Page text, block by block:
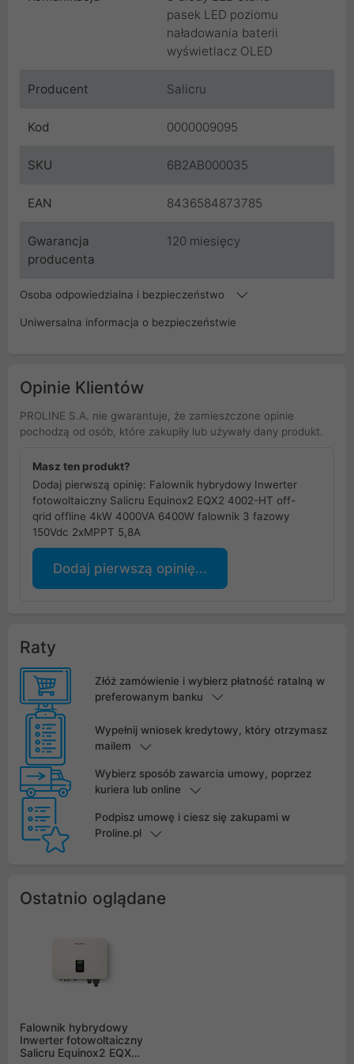
pasek LED poziomu
naładowania baterii
wyświetlacz OLED
Producent Salicru
Kod 0000009095
SKU 6B2AB000035
EAN 8436584873785
Gwarancja
producenta
120 miesięcy
Osoba odpowiedzialna i bezpieczeństwo
Uniwersalna informacja o bezpieczeństwie
Opinie Klientów
PROLINE S.A. nie gwarantuje, że zamieszczone opinie
pochodzą od osób, które zakupiły lub używały dany produkt.
Masz ten produkt?
Dodaj pierwszą opinię: Falownik hybrydowy Inwerter
fotowoltaiczny Salicru Equinox2 EQX2 4002-HT off-
qrid offline 4kW 4000VA 6400W falownik 3 fazowy
150Vdc 2xMPPT 5,8A
Dodaj pierwszą opinię...
Raty
Złóż zamówienie i wybierz płatność ratalną w
preferowanym banku
Wypełnij wniosek kredytowy, który otrzymasz
mailem
Wybierz sposób zawarcia umowy, poprzez
kuriera lub online
Podpisz umowę i ciesz się zakupami w
Proline.pl
Ostatnio oglądane
Falownik hybrydowy
Inwerter fotowoltaiczny
Salicru Equinox2 EQX2